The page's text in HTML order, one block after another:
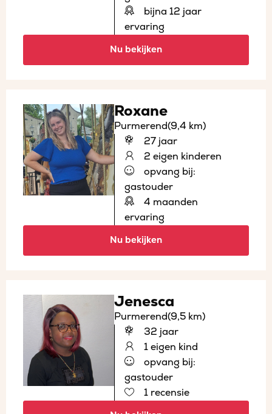
bijna 12 jaar
ervaring
Nu bekijken
Roxane
Purmerend(9,4 km)
27 jaar
2 eigen kinderen
opvang bij:
gastouder
4 maanden
ervaring
Nu bekijken
Jenesca
Purmerend(9,5 km)
32 jaar
1 eigen kind
opvang bij:
gastouder
1 recensie